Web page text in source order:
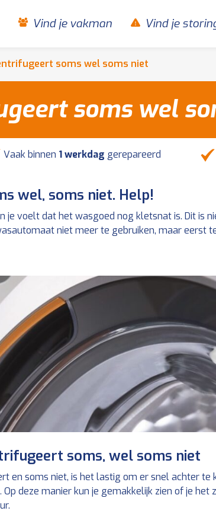
Vind je vakman Vind je
soms wel soms niet
soms wel
Vaak binnen 1 werkdag gerepareerd
wel, soms niet. Help!
voelt dat het wasgoed nog kletsnat is. Dit is
niet meer te gebruiken, maar eerst
soms, wel soms niet
en soms niet, is het lastig om er snel achter te
Op deze manier kun je gemakkelijk zien of je